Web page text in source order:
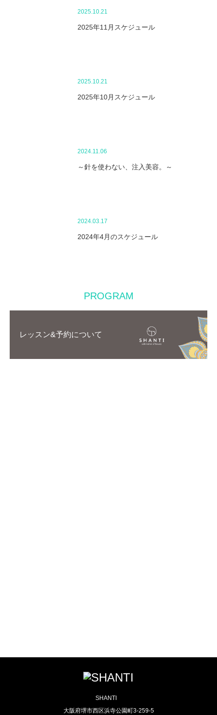
2025.10.21
2025年11月スケジュール
2025.10.21
2025年10月スケジュール
2024.11.06
～針を使わない、注入美容。～
2024.03.17
2024年4月のスケジュール
PROGRAM
レッスン&予約について
インストラクターに憧れるあなた！
SHANTI
大阪府堺市西区浜寺公園町3-259-5